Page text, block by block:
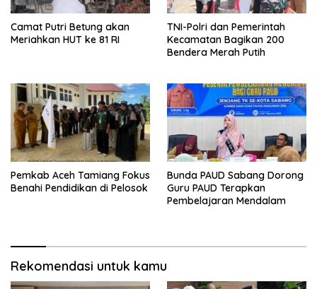
Camat Putri Betung akan
Meriahkan HUT ke 81 RI
TNI-Polri dan Pemerintah
Kecamatan Bagikan 200
Bendera Merah Putih
Pemkab Aceh Tamiang Fokus
Benahi Pendidikan di Pelosok
Bunda PAUD Sabang Dorong
Guru PAUD Terapkan
Pembelajaran Mendalam
Rekomendasi untuk kamu